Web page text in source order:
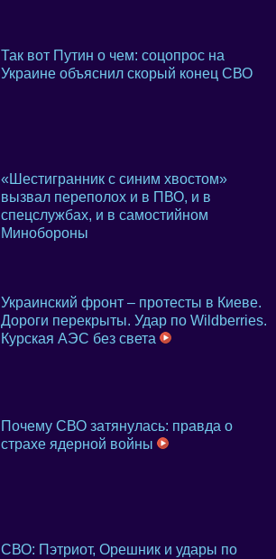
Так вот Путин о чем: соцопрос на
Украине объяснил скорый конец СВО
«Шестигранник с синим хвостом»
вызвал переполох и в ПВО, и в
спецслужбах, и в самостийном
Минобороны
Украинский фронт – протесты в Киеве.
Дороги перекрыты. Удар по Wildberries.
Курская АЭС без света
Почему СВО затянулась: правда о
страхе ядерной войны
СВО: Пэтриот, Орешник и удары по